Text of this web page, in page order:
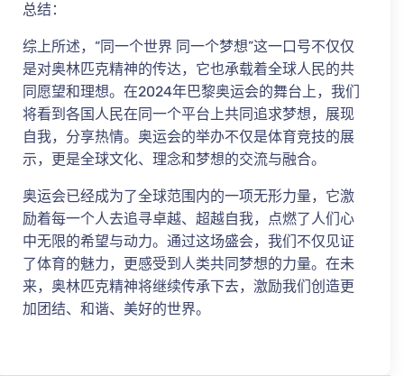
总结：
综上所述，“同一个世界 同一个梦想”这一口号不仅仅
是对奥林匹克精神的传达，它也承载着全球人民的共
同愿望和理想。在2024年巴黎奥运会的舞台上，我们
将看到各国人民在同一个平台上共同追求梦想，展现
自我，分享热情。奥运会的举办不仅是体育竞技的展
示，更是全球文化、理念和梦想的交流与融合。
奥运会已经成为了全球范围内的一项无形力量，它激
励着每一个人去追寻卓越、超越自我，点燃了人们心
中无限的希望与动力。通过这场盛会，我们不仅见证
了体育的魅力，更感受到人类共同梦想的力量。在未
来，奥林匹克精神将继续传承下去，激励我们创造更
加团结、和谐、美好的世界。